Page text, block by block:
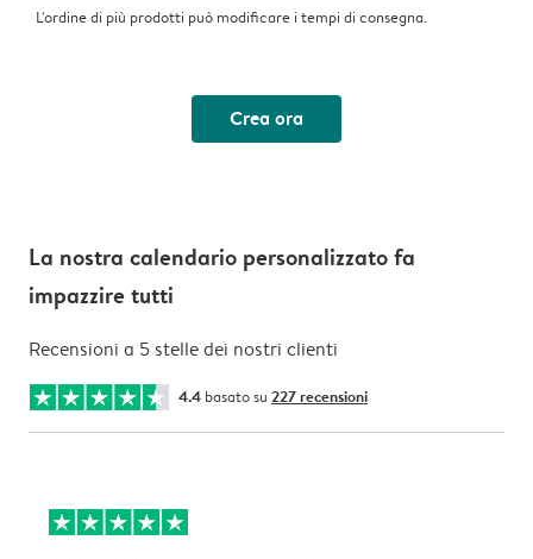
L'ordine di più prodotti può modificare i tempi di consegna.
Crea ora
La nostra calendario personalizzato fa
impazzire tutti
Recensioni a 5 stelle dei nostri clienti
4.4 basato su 227 recensioni